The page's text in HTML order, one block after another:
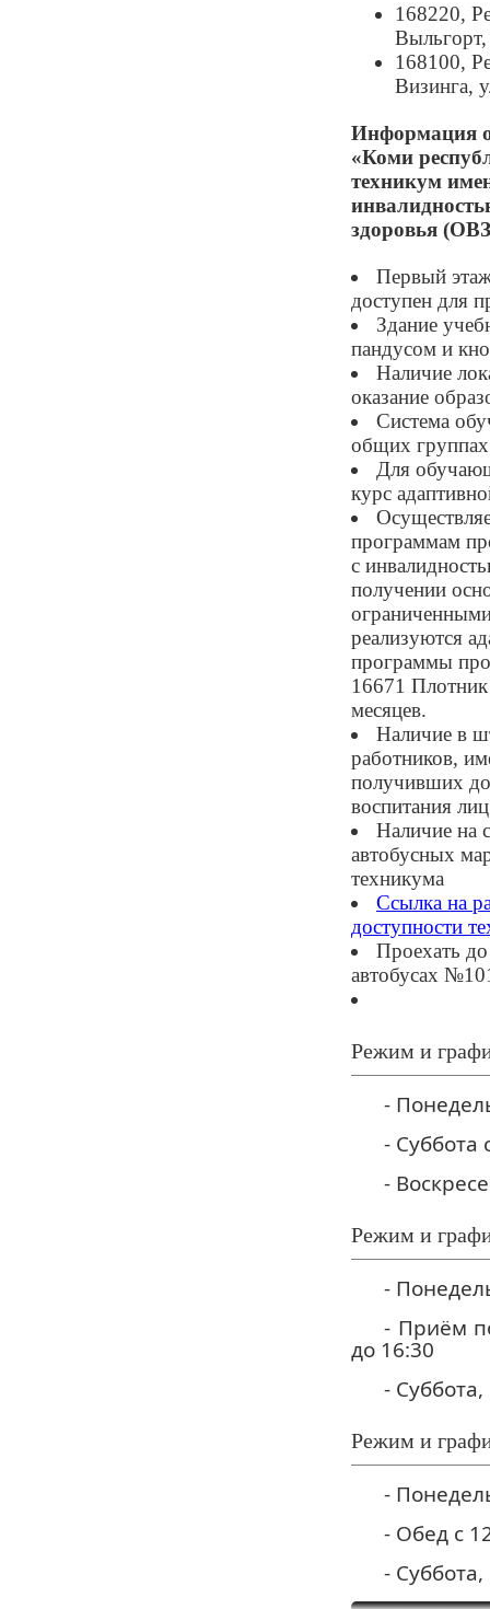
168220,
168100,
Визинга,
Информация
«Коми
техникум
здоровья
Первый
доступен для
Здание
пандусом и
Наличие
оказание
Система
общих группах
Для
курс
программам
с
получении
реализуются
программы
16671
месяцев.
Наличие в
работников,
получивших
воспитания
Наличие на
автобусных
техникума
Ссылка на
доступности
Проехать
автобусах
Режим и
-
- Суббота
-
Режим и
-
- Приём
до 16:30
-
Режим и
-
- Обед с
-